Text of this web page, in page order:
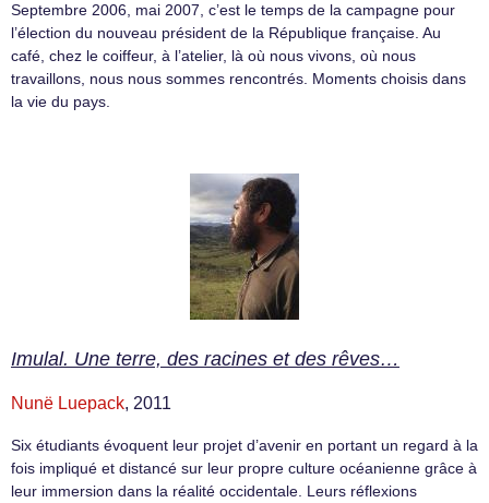
Septembre 2006, mai 2007, c’est le temps de la campagne pour
l’élection du nouveau président de la République française. Au
café, chez le coiffeur, à l’atelier, là où nous vivons, où nous
travaillons, nous nous sommes rencontrés. Moments choisis dans
la vie du pays.
Imulal. Une terre, des racines et des rêves…
Nunë Luepack, 2011
Six étudiants évoquent leur projet d’avenir en portant un regard à la
fois impliqué et distancé sur leur propre culture océanienne grâce à
leur immersion dans la réalité occidentale. Leurs réflexions